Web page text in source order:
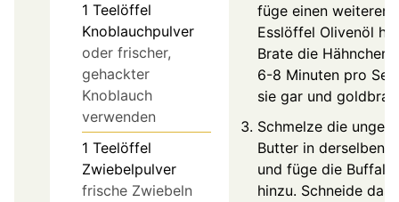
1 Teelöffel
Knoblauchpulver
oder frischer,
gehackter
Knoblauch
verwenden
1 Teelöffel
Zwiebelpulver
frische Zwiebeln
füge einen weiteren
Esslöffel Olivenöl
Brate die
6-8 Minuten pro
sie gar und
Schmelze die
Butter in derselben
und füge die
hinzu. Schneide das